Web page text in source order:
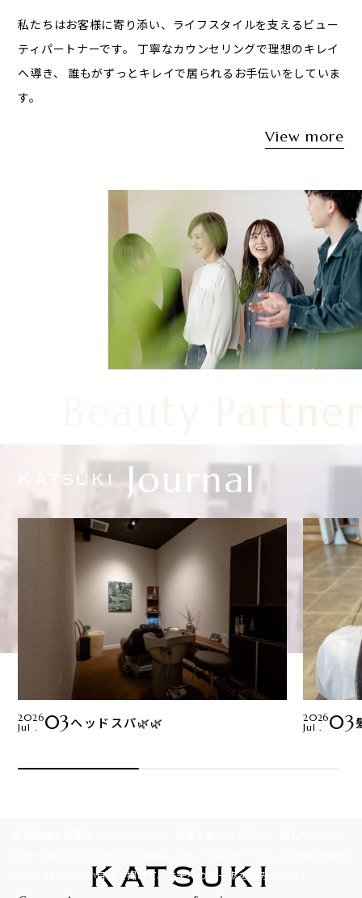
私たちはお客様に寄り添い、ライフスタイルを支えるビュー
ティパートナーです。
丁寧なカウンセリングで理想のキレイ
へ導き、
誰もがずっとキレイで居られるお手伝いをしていま
す。
View more
Beauty
KATSUKI Journal
2026
Jul .
03ヘッドスパ🌿🌿
2026
Jul .
03
Recruit
自分らしい目標を掲げて、未来への第一歩を踏み出そう！
KATSUKI